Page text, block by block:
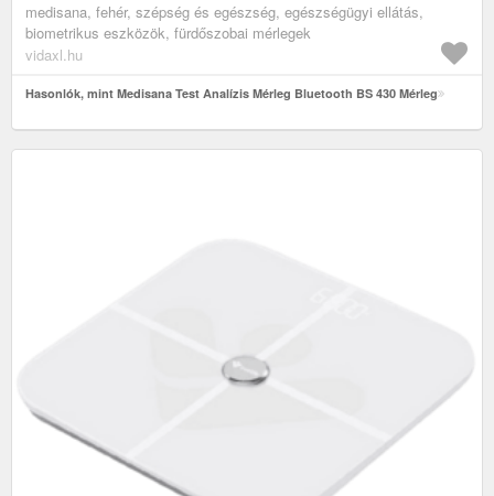
medisana, fehér, szépség és egészség, egészségügyi ellátás,
biometrikus eszközök, fürdőszobai mérlegek
vidaxl.hu
Hasonlók, mint Medisana Test Analízis Mérleg Bluetooth BS 430 Mérleg